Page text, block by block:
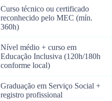
Curso técnico ou certificado
reconhecido pelo MEC (mín.
360h)
Nível médio + curso em
Educação Inclusiva (120h/180h
conforme local)
Graduação em Serviço Social +
registro profissional